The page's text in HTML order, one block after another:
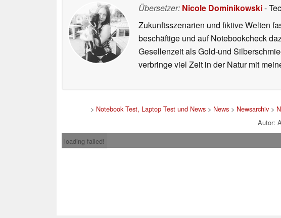
Übersetzer: Nicole Dominikowski-
Zukunftsszenarien und fiktive Welten
beschäftige und auf Notebookcheck
Gesellenzeit als Gold-und
verbringe viel Zeit in der Natur mit
> Notebook Test, Laptop Test und News> News> Newsarchiv>
Autor:
loading failed!